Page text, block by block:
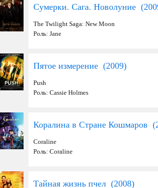
Сумерки. Сага. Новолуние (
The Twilight Saga: New Moon
Роль: Jane
Пятое измерение (2009)
Push
Роль: Cassie Holmes
Коралина в Стране Кошмаров (
Coraline
Роль: Coraline
Тайная жизнь пчел (2008)